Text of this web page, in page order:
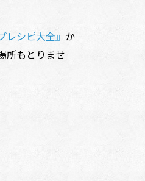
シピ大全』 か
所もとりませ